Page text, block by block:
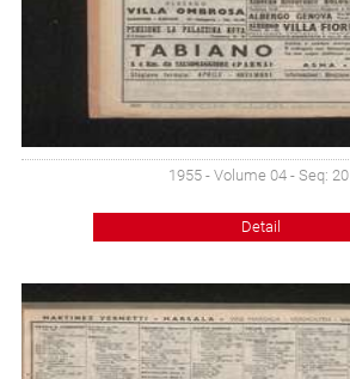
1955 - Volume 04 - Seq: 20
Detail